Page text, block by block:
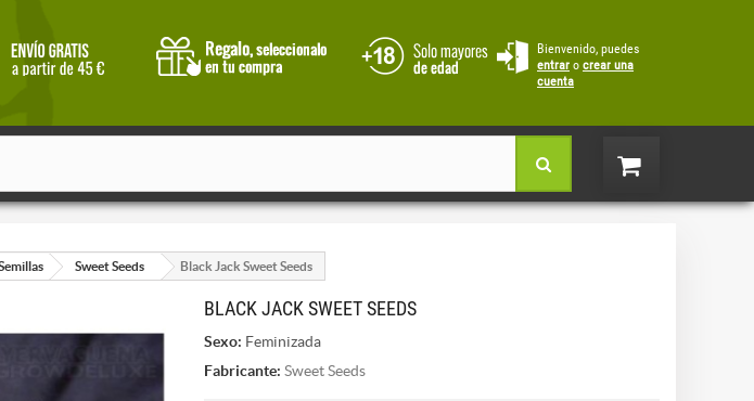
Bienvenido, puedes
entrar o crear una
cuenta
Sweet Seeds Black Jack Sweet Seeds
BLACK JACK SWEET SEEDS
Sexo: Feminizada
Fabricante: Sweet Seeds